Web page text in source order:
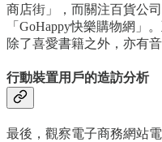
商店街」，而關注百貨公
「GoHappy快樂購物網」
除了喜愛書籍之外，亦有
行動裝置用戶的造訪分析
最後，觀察電子商務網站